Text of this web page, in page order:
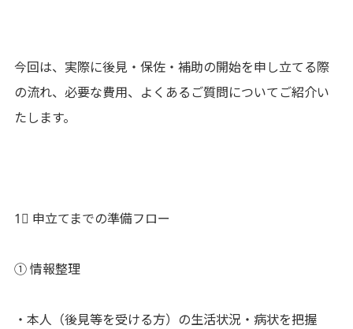
今回は、実際に後見・保佐・補助の開始を申し立てる際
の流れ、必要な費用、よくあるご質問についてご紹介い
たします。
1⃣ 申立てまでの準備フロー
① 情報整理
・本人（後見等を受ける方）の生活状況・病状を把握